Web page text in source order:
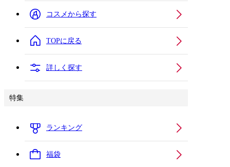
コスメから探す
TOPに戻る
詳しく探す
特集
ランキング
福袋